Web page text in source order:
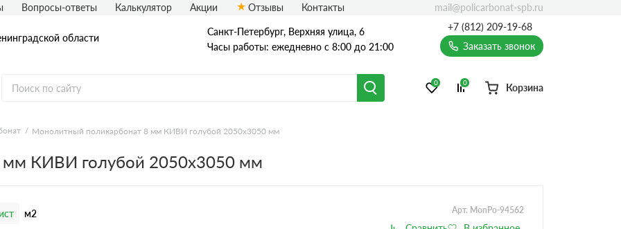
области
Санкт-Петербург, Верхняя улица, 6
Часы работы: ежедневно с 8:00 до 21:00
+7 (812) 209-19-68
Заказать звонок
0 0 Корзина
Вопросы-ответы Калькулятор Акции Отзывы Контакты mail@policarbonat-spb.ru
Монолитный поликарбонат 8 мм КИВИ голубой 2050х3050 мм
КИВИ голубой 2050х3050 мм
м2 Арт. MonPo-94562